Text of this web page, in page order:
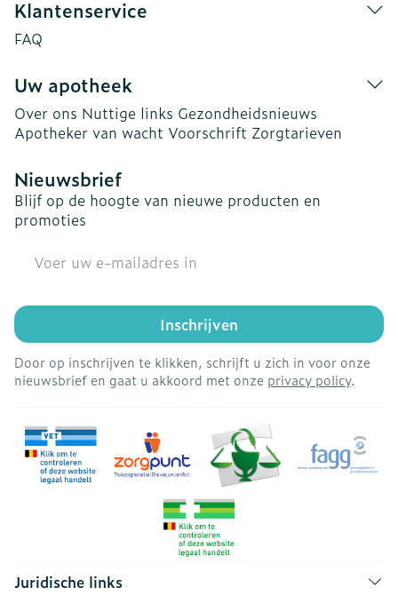
Klantenservice
FAQ
Uw apotheek
Over ons Nuttige links Gezondheidsnieuws
Apotheker van wacht Voorschrift Zorgtarieven
Nieuwsbrief
Blijf op de hoogte van nieuwe producten en
promoties
Inschrijven
Door op inschrijven te klikken, schrijft u zich in voor onze
nieuwsbrief en gaat u akkoord met onze privacy policy.
Juridische links